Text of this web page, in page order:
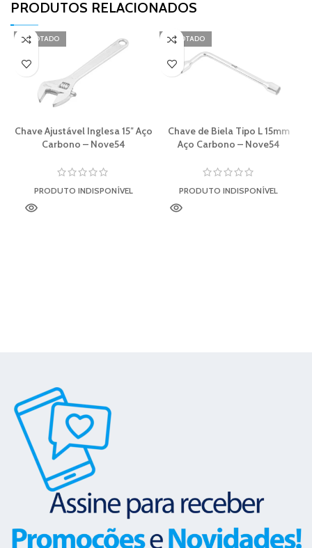
PRODUTOS RELACIONADOS​
ESGOTADO
Chave Ajustável Inglesa 15″ Aço
Carbono – Nove54
PRODUTO INDISPONÍVEL
ESGOTADO
Chave de Biela Tipo L 15mm
Aço Carbono – Nove54
PRODUTO INDISPONÍVEL